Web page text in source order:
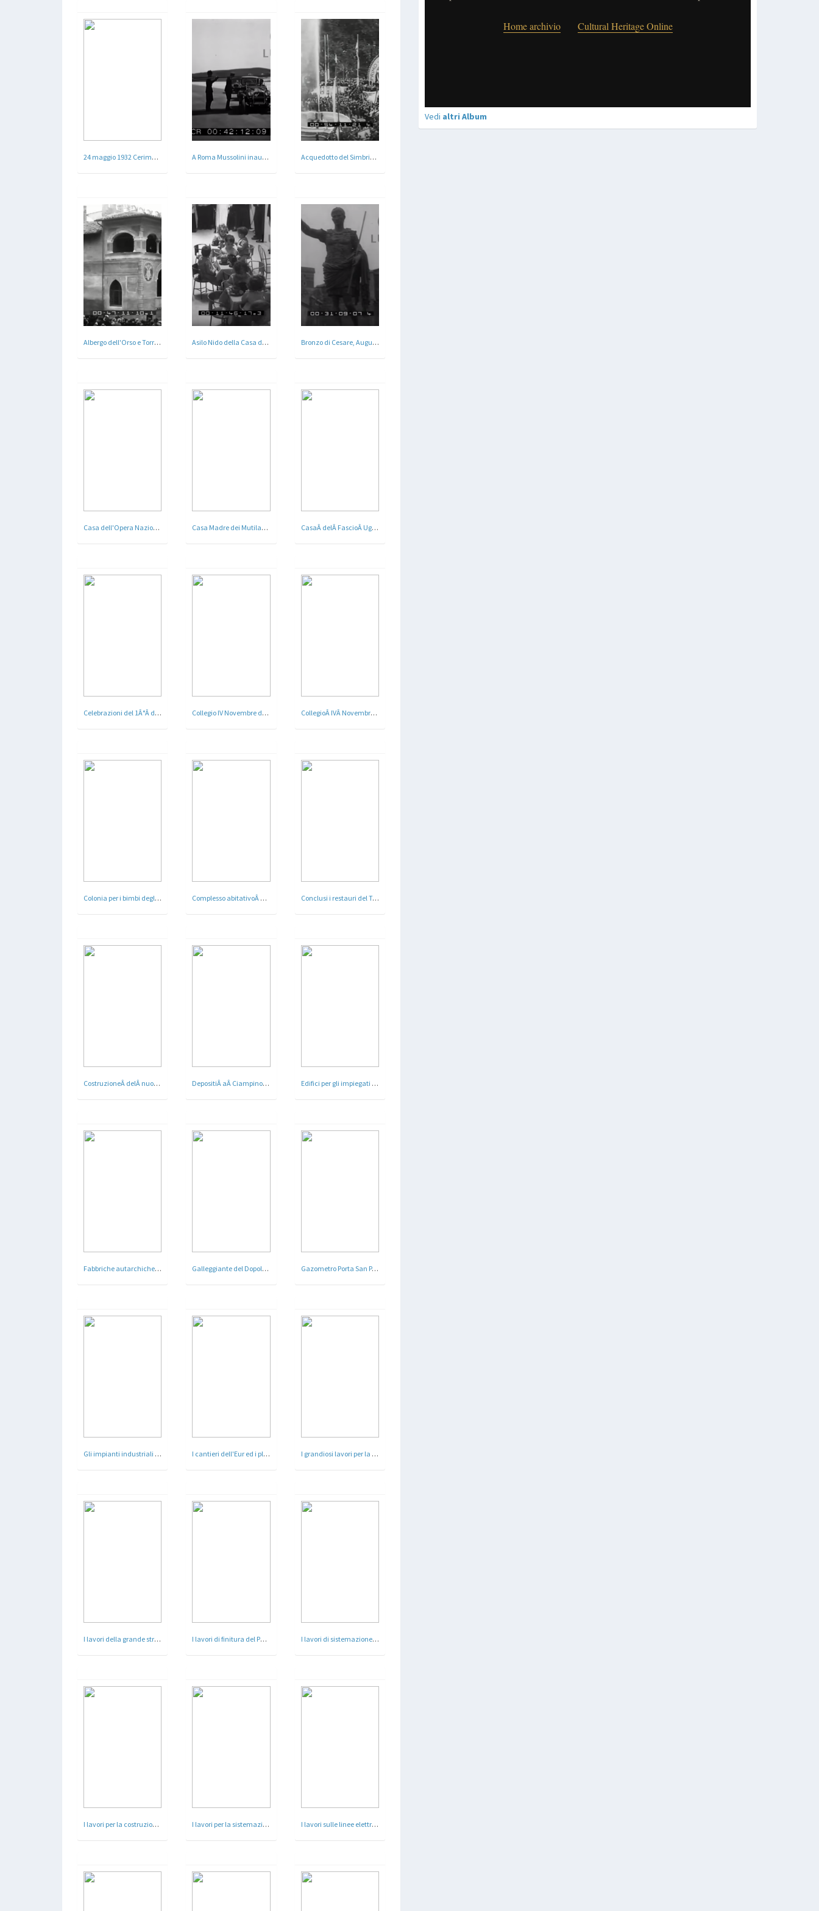
24 maggio 1932 Cerimonia militare , l'inaugurazione di Via Regina Elena - Roma 1932 A Roma Mussolini inaugura la pista automobilistica del Littorio - Roma 1931 Acquedotto del Simbrivio, Comuni del Lazio - Vellestri , Roma
Albergo dell'Orso e Torre dei Conti a Roma Asilo Nido della Casa della Madre e del Bambino - Campagnano di Roma - 1935 Bronzo di Cesare, Augusto, Traiano, Nerva a Roma - 1933
Casa dell'Opera Nazionale Balilla a Lido di Roma Casa Madre dei Mutilati d'Italia - Roma CasaÂ delÂ FascioÂ Ugo PepeÂ aÂ TorÂ diÂ QuintoÂ a Roma
Celebrazioni del 1Â°Â decennioÂ dell'Opera Nazionale BalillaÂ dell'Urbe - Roma 1936 Collegio IV Novembre dell'istituto fascistaÂ - Lido di Roma - 1937 CollegioÂ IVÂ Novembre, Lido di Roma - 1936
Colonia per i bimbi degli ospedalieri romani a Santa Severa a Roma - 1934 Complesso abitativoÂ nelÂ quartiereÂ Tiburtino terzoÂ - Roma Conclusi i restauri del Tempio di Venere - Roma - 1935
CostruzioneÂ delÂ nuovo edificio Nazionale LuceÂ a Roma DepositiÂ aÂ Ciampino a Roma Edifici per gli impiegati dello stato a Roma
Fabbriche autarchiche Guidonia a Roma Galleggiante del Dopolavoro ferroviario - Roma Gazometro Porta San Paolo a Roma
Gli impianti industriali presso Civitavecchia I cantieri dell'Eur ed i plastici con il Piano Regolatore del quartiere I grandiosi lavori per la sistemazione di piazza Venezia procedono alacremente Roma - 1932
I lavori della grande strada a Valle Murcia a Roma I lavori di finitura del Ponte Littorio a Roma I lavori di sistemazione del fiume Tevere a Roma
I lavori per la costruzione del 3° tronco della Via dei Laghi - Albano, Roma 1936 I lavori per la sistemazione del Vittoriano a Roma I lavori sulle linee elettrificate presso la Stazione Termini - Roma 1935
Vedi altri Album